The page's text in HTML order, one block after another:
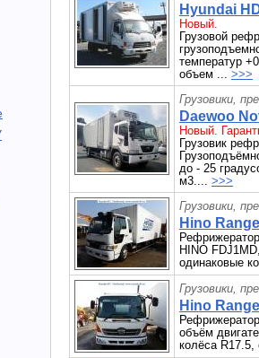
Hyundai
Новый.
Грузовой
температур
объем ... >>>
Грузовики,
Daewoo
Новый.
Грузовик
до - 25
м3.... >>>
Грузовики,
Hino
HINO
одинаковые
Грузовики,
Hino
объём
колёса